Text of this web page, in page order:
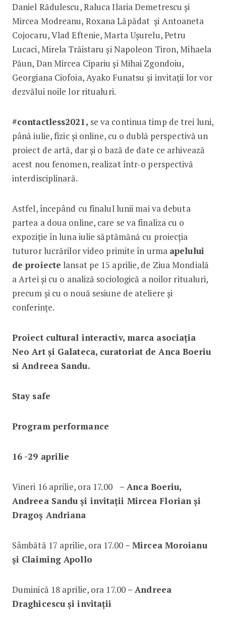
Daniel Rădulescu, Raluca Ilaria Demetrescu și
Mircea Modreanu, Roxana Lăpădat și Antoaneta
Cojocaru, Vlad Eftenie, Marta Ușurelu, Petru
Lucaci, Mirela Trăistaru și Napoleon Tiron, Mihaela
Păun, Dan Mircea Cipariu și Mihai Zgondoiu,
Georgiana Ciofoia, Ayako Funatsu şi invitaţii lor vor
dezvălui noile lor ritualuri.
#contactless2021, se va continua timp de trei luni,
până iulie, fizic și online, cu o dublă perspectivă un
proiect de artă, dar și o bază de date ce arhivează
acest nou fenomen, realizat într-o perspectivă
interdisciplinară.
Astfel, începând cu finalul lunii mai va debuta
partea a doua online, care se va finaliza cu o
expoziție în luna iulie săptămănă cu proiecția
tuturor lucrărilor video primite în urma apelului
de proiecte lansat pe 15 aprilie, de Ziua Mondială
a Artei și cu o analiză sociologică a noilor ritualuri,
precum și cu o nouă sesiune de ateliere și
conferințe.
Proiect cultural interactiv, marca asociația
Neo Art și Galateca, curatoriat de Anca Boeriu
si Andreea Sandu.
Stay safe
Program performance
16 -29 aprilie
Vineri 16 aprilie, ora 17.00– Anca Boeriu,
Andreea Sandu și invitații Mircea Florian și
Dragoș Andriana
Sâmbătă 17 aprilie, ora 17.00– Mircea Moroianu
și Claiming Apollo
Duminică 18 aprilie, ora 17.00– Andreea
Draghicescu și invitații